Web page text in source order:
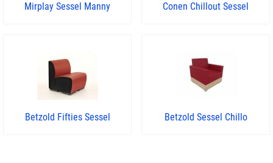
Mirplay Sessel Manny Conen Chillout Sessel
Betzold Fifties Sessel Betzold Sessel Chillo